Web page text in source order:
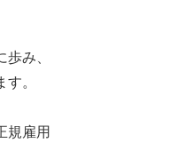
み、
。
規雇用